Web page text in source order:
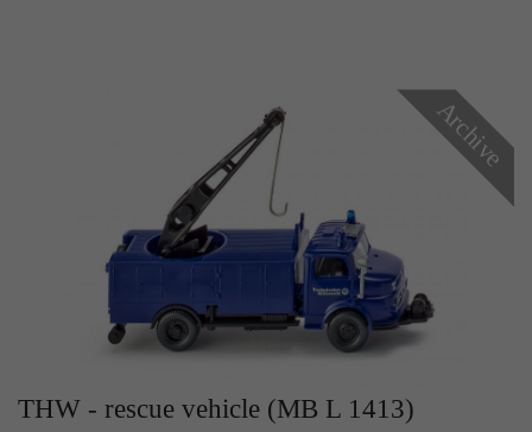
Archive
THW - rescue vehicle (MB L 1413)